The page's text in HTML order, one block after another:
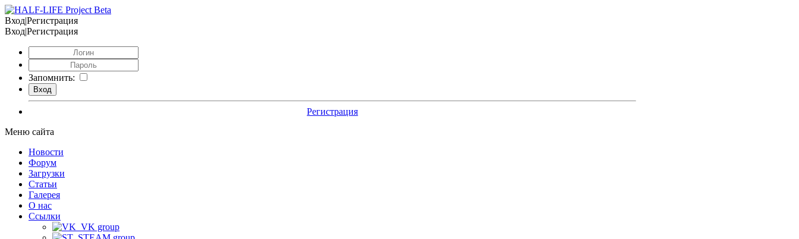
Вход|Регистрация
Вход|Регистрация
Запомнить:
Регистрация
Меню сайта
Новости
Форум
Загрузки
Статьи
Галерея
О нас
Ссылки
VK group